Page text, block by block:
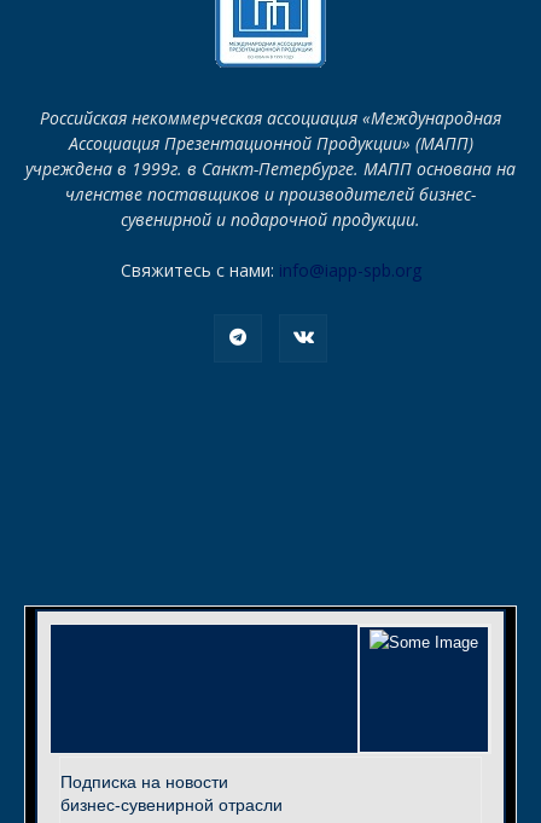
Российская некоммерческая ассоциация «Международная
Ассоциация Презентационной Продукции» (МАПП)
учреждена в 1999г. в Санкт-Петербурге. МАПП основана на
членстве поставщиков и производителей бизнес-
сувенирной и подарочной продукции.
Свяжитесь с нами: info@iapp-spb.org
Подписка на новости
бизнес-сувенирной отрасли